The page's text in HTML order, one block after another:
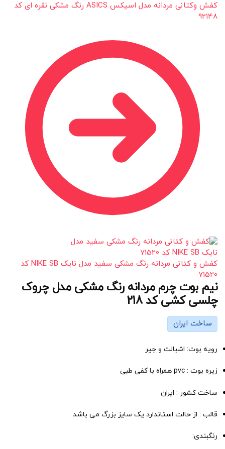
کفش وکتانی مردانه مدل اسیکس ASICS رنگ مشکی نقره ای کد
92148
کفش و کتانی مردانه رنگ مشکی سفید مدل نایک NIKE SB کد
71520
نیم بوت چرم مردانه رنگ مشکی مدل چروک
چلسی کشی کد 218
ساخت ایران
رویه بوت: اشبالت و جیر
زیره بوت : pvc همراه با کفی طبی
ساخت کشور : ایران
قالب : از حالت استاندارد یک سایز بزرگ می باشد
رنگبندی: